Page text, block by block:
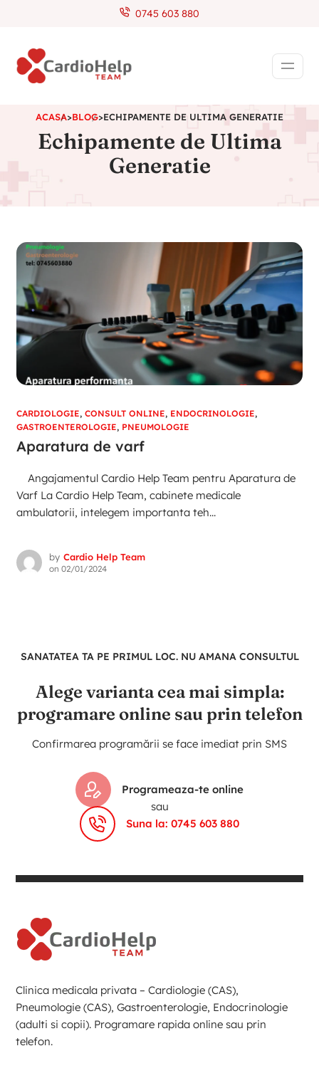
0745 603 880
ACASA>BLOG>ECHIPAMENTE DE ULTIMA GENERATIE
Echipamente de Ultima
Generatie
CARDIOLOGIE, CONSULT ONLINE, ENDOCRINOLOGIE,
GASTROENTEROLOGIE, PNEUMOLOGIE
Aparatura de varf
Angajamentul Cardio Help Team pentru Aparatura de
Varf La Cardio Help Team, cabinete medicale
ambulatorii, intelegem importanta teh...
by Cardio Help Team
on 02/01/2024
SANATATEA TA PE PRIMUL LOC. NU AMANA CONSULTUL
Alege varianta cea mai simpla:
programare online sau prin telefon
Confirmarea programării se face imediat prin SMS
Programeaza-te online
sau
Suna la: 0745 603 880
Clinica medicala privata – Cardiologie (CAS),
Pneumologie (CAS), Gastroenterologie, Endocrinologie
(adulti si copii). Programare rapida online sau prin
telefon.